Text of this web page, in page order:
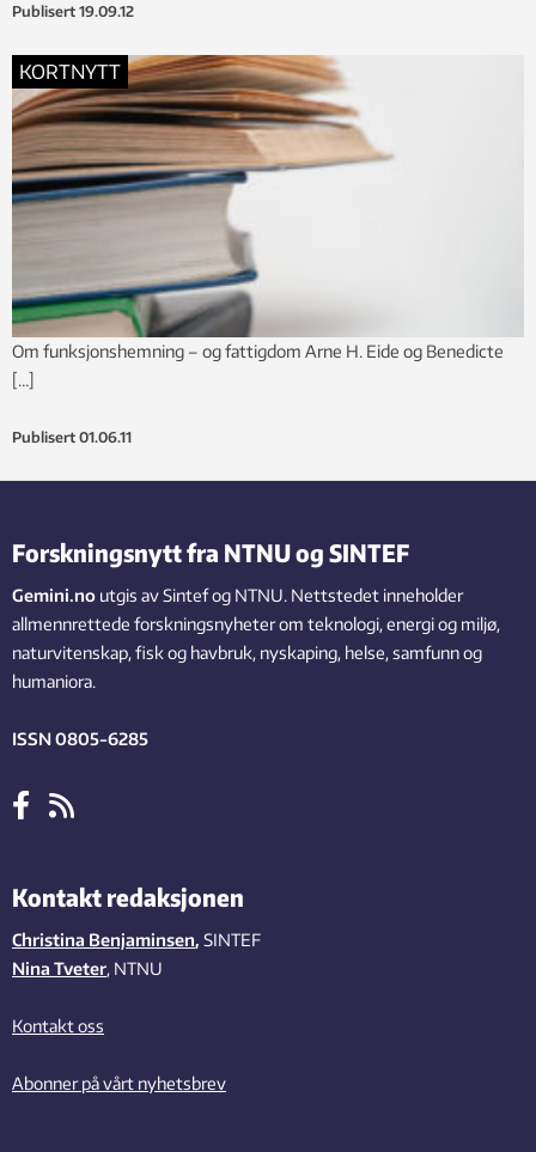
Publisert 19.09.12
KORTNYTT
Om funksjonshemning – og fattigdom Arne H. Eide og Benedicte
[…]
Publisert 01.06.11
Forskningsnytt fra NTNU og SINTEF
Gemini.no utgis av Sintef og NTNU. Nettstedet inneholder
allmennrettede forskningsnyheter om teknologi, energi og miljø,
naturvitenskap, fisk og havbruk, nyskaping, helse, samfunn og
humaniora.
ISSN 0805-6285
Kontakt redaksjonen
Christina Benjaminsen, SINTEF
Nina Tveter, NTNU
Kontakt oss
Abonner på vårt nyhetsbrev